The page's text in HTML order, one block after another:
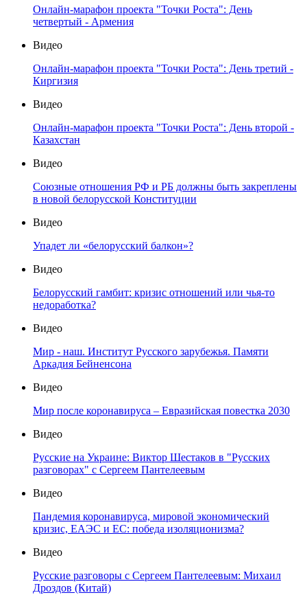
Онлайн-марафон проекта "Точки Роста": День
четвертый - Армения
Видео
Онлайн-марафон проекта "Точки Роста": День третий -
Киргизия
Видео
Онлайн-марафон проекта "Точки Роста": День второй -
Казахстан
Видео
Союзные отношения РФ и РБ должны быть закреплены
в новой белорусской Конституции
Видео
Упадет ли «белорусский балкон»?
Видео
Белорусский гамбит: кризис отношений или чья-то
недоработка?
Видео
Мир - наш. Институт Русского зарубежья. Памяти
Аркадия Бейненсона
Видео
Мир после коронавируса – Евразийская повестка 2030
Видео
Русские на Украине: Виктор Шестаков в "Русских
разговорах" с Сергеем Пантелеевым
Видео
Пандемия коронавируса, мировой экономический
кризис, ЕАЭС и ЕС: победа изоляционизма?
Видео
Русские разговоры с Сергеем Пантелеевым: Михаил
Дроздов (Китай)